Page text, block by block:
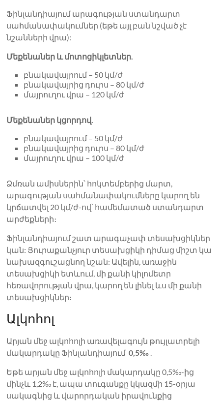
Ֆինլանդիայում արագության ստանդարտ
սահմանափակումներ (եթե այլ բան նշված չէ
նշանների վրա):
Մեքենաներ և մոտոցիկլետներ.
բնակավայրում – 50 կմ/ժ
բնակավայրից դուրս – 80 կմ/ժ
մայրուղու վրա – 120 կմ/ժ
Մեքենաներ կցորդով.
բնակավայրում – 50 կմ/ժ
բնակավայրից դուրս – 80 կմ/ժ
մայրուղու վրա – 100 կմ/ժ
Ձմռան ամիսներին՝ հոկտեմբերից մարտ,
արագության սահմանափակումները կարող են
կրճատվել 20 կմ/ժ-ով՝ համեմատած ստանդարտ
արժեքների։
Ֆինլանդիայում շատ արագաչափ տեսախցիկներ
կան: Յուրաքանչյուր տեսախցիկի դիմաց միշտ կա
նախազգուշացնող նշան: Ավելին, առաջին
տեսախցիկի ետևում, մի քանի կիլոմետր
հեռավորության վրա, կարող են լինել ևս մի քանի
տեսախցիկներ։
Ալկոհոլ
Արյան մեջ ալկոհոլի առավելագույն թույլատրելի
մակարդակը Ֆինլանդիայում0,5‰ .
Եթե ​​արյան մեջ ալկոհոլի մակարդակը 0,5‰-ից
մինչև 1,2‰ է, ապա տուգանքը կկազմի 15-օրյա
սակագնից և վարորդական իրավունքից